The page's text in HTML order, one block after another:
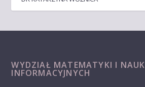
WYDZIAŁ MATEMATYKI I NAUK
INFORMACYJNYCH